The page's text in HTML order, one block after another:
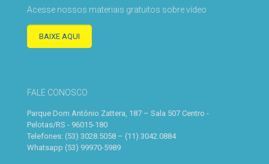
Acesse nossos materiais gratuitos sobre vídeo
BAIXE AQUI
FALE CONOSCO
Parque Dom Antônio Zattera, 187 – Sala 507 Centro -
Pelotas/RS - 96015-180
Telefones: (53) 3028.5058 – (11) 3042.0884
Whatsapp (53) 99970-5989